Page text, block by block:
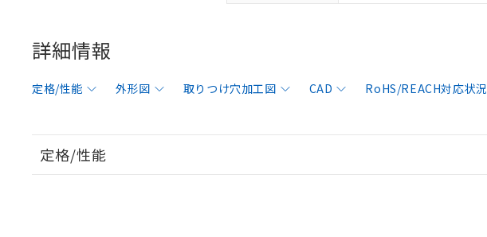
詳細情報
定格/性能 外形図 取りつけ穴加工図 CAD RoHS/REACH対応状況
定格/性能